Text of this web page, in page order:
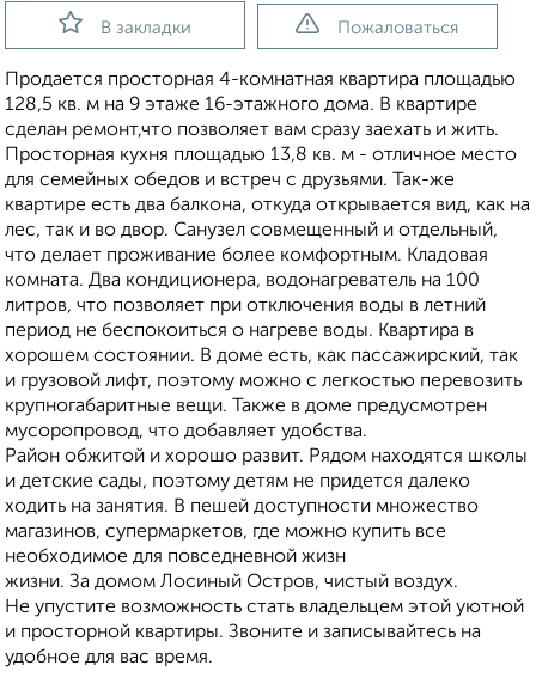
В закладки Пожаловаться
Продается просторная 4-комнатная квартира площадью
128,5 кв. м на 9 этаже 16-этажного дома. В квартире
сделан ремонт,что позволяет вам сразу заехать и жить.
Просторная кухня площадью 13,8 кв. м - отличное место
для семейных обедов и встреч с друзьями. Так-же
квартире есть два балкона, откуда открывается вид, как на
лес, так и во двор. Санузел совмещенный и отдельный,
что делает проживание более комфортным. Кладовая
комната. Два кондиционера, водонагреватель на 100
литров, что позволяет при отключения воды в летний
период не беспокоиться о нагреве воды. Квартира в
хорошем состоянии. В доме есть, как пассажирский, так
и грузовой лифт, поэтому можно с легкостью перевозить
крупногабаритные вещи. Также в доме предусмотрен
мусоропровод, что добавляет удобства.
Район обжитой и хорошо развит. Рядом находятся школы
и детские сады, поэтому детям не придется далеко
ходить на занятия. В пешей доступности множество
магазинов, супермаркетов, где можно купить все
необходимое для повседневной жизн
жизни. За домом Лосиный Остров, чистый воздух.
Не упустите возможность стать владельцем этой уютной
и просторной квартиры. Звоните и записывайтесь на
удобное для вас время.